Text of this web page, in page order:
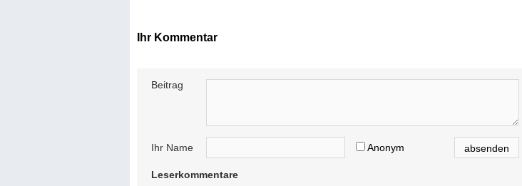
Ihr Kommentar
Beitrag
Ihr Name Anonym
Leserkommentare